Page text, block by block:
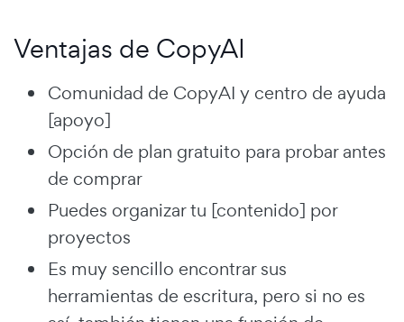
Ventajas de CopyAI
Comunidad de CopyAI y centro de ayuda
[apoyo]
Opción de plan gratuito para probar antes
de comprar
Puedes organizar tu [contenido] por
proyectos
Es muy sencillo encontrar sus
herramientas de escritura, pero si no es